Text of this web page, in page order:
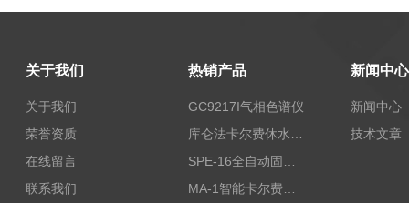
关于我们
关于我们
荣誉资质
在线留言
联系我们
热销产品
GC9217I气相色谱仪
MA-1智能卡尔费休水分测定仪
新闻中心
新闻中心
技术文章